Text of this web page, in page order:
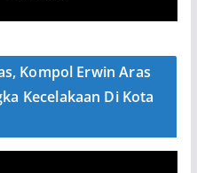
Kompol Erwin Aras
Kecelakaan Di Kota